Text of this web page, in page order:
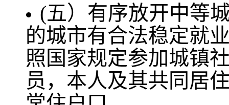
(五）有序放开中等
的城市有合法稳定就
照国家规定参加城镇
员，本人及其共同居